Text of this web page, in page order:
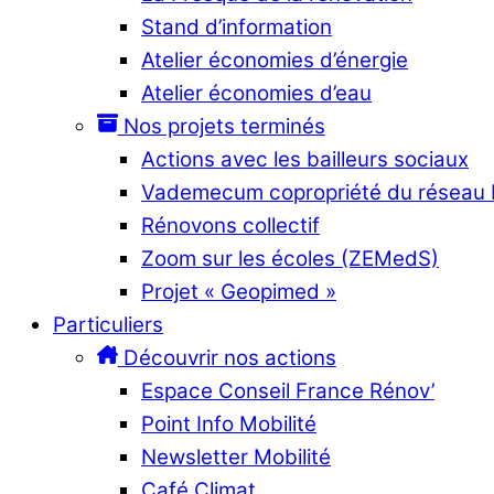
Stand d’information
Atelier économies d’énergie
Atelier économies d’eau
Nos projets terminés
Actions avec les bailleurs sociaux
Vademecum copropriété du réseau
Rénovons collectif
Zoom sur les écoles (ZEMedS)
Projet « Geopimed »
Particuliers
Découvrir nos actions
Espace Conseil France Rénov’
Point Info Mobilité
Newsletter Mobilité